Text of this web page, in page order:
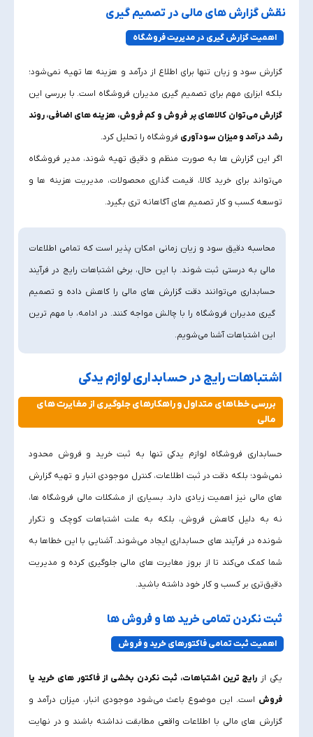
نقش گزارش‌ های مالی در تصمیم‌ گیری
اهمیت گزارش‌ گیری در مدیریت فروشگاه
گزارش سود و زیان تنها برای اطلاع از درآمد و هزینه‌ ها تهیه نمی‌شود؛
بلکه ابزاری مهم برای تصمیم‌ گیری مدیران فروشگاه است. با بررسی این
گزارش می‌توان کالاهای پر فروش و کم‌ فروش، هزینه‌ های اضافی، روند
رشد درآمد و میزان سودآوری فروشگاه را تحلیل کرد.
اگر این گزارش‌ ها به‌ صورت منظم و دقیق تهیه شوند، مدیر فروشگاه
می‌تواند برای خرید کالا، قیمت‌ گذاری محصولات، مدیریت هزینه‌ ها و
توسعه کسب‌ و کار تصمیم‌ های آگاهانه‌ تری بگیرد.
محاسبه دقیق سود و زیان زمانی امکان‌ پذیر است که تمامی اطلاعات
مالی به‌ درستی ثبت شوند. با این حال، برخی اشتباهات رایج در فرآیند
حسابداری می‌توانند دقت گزارش‌ های مالی را کاهش داده و تصمیم‌
گیری مدیران فروشگاه را با چالش مواجه کنند. در ادامه، با مهم‌ ترین
این اشتباهات آشنا می‌شویم.
اشتباهات رایج در حسابداری لوازم یدکی
بررسی خطاهای متداول و راهکارهای جلوگیری از مغایرت‌ های
مالی
حسابداری فروشگاه لوازم یدکی تنها به ثبت خرید و فروش محدود
نمی‌شود؛ بلکه دقت در ثبت اطلاعات، کنترل موجودی انبار و تهیه گزارش‌
های مالی نیز اهمیت زیادی دارد. بسیاری از مشکلات مالی فروشگاه‌ ها،
نه به دلیل کاهش فروش، بلکه به علت اشتباهات کوچک و تکرار
شونده در فرآیند های حسابداری ایجاد می‌شوند. آشنایی با این خطاها به
شما کمک می‌کند تا از بروز مغایرت‌ های مالی جلوگیری کرده و مدیریت
دقیق‌تری بر کسب‌ و کار خود داشته باشید.
ثبت نکردن تمامی خرید ها و فروش‌ ها
اهمیت ثبت تمامی فاکتورهای خرید و فروش
یکی از رایج‌ ترین اشتباهات، ثبت نکردن بخشی از فاکتور های خرید یا
فروش است. این موضوع باعث می‌شود موجودی انبار، میزان درآمد و
گزارش‌ های مالی با اطلاعات واقعی مطابقت نداشته باشند و در نهایت